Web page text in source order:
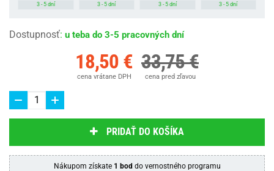
3 - 5 dní 3 - 5 dní 3 - 5 dní 3 - 5 dní
Dostupnosť: u teba do 3-5 pracovných dní
18,50 €
cena vrátane DPH
33,75 €
cena pred zľavou
PRIDAŤ DO KOŠÍKA
Nákupom získate 1 bod do vernostného programu